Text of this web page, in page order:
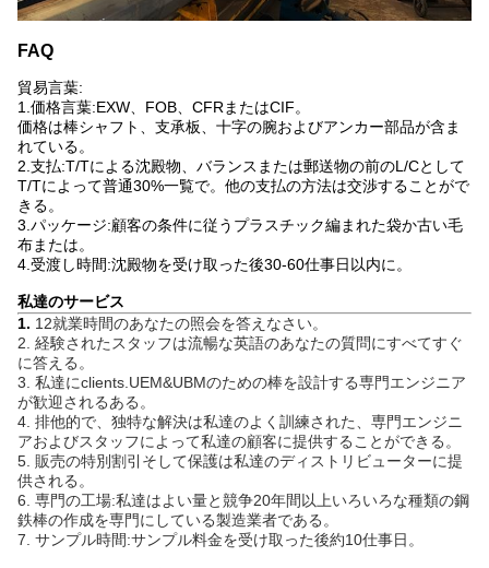
FAQ
貿易言葉:
1.価格言葉:EXW、FOB、CFRまたはCIF。
価格は棒シャフト、支承板、十字の腕およびアンカー部品が含ま
れている。
2.支払:T/Tによる沈殿物、バランスまたは郵送物の前のL/Cとして
T/Tによって普通30%一覧で。他の支払の方法は交渉することがで
きる。
3.パッケージ:顧客の条件に従うプラスチック編まれた袋か古い毛
布または。
4.受渡し時間:沈殿物を受け取った後30-60仕事日以内に。
私達のサービス
1. 12就業時間のあなたの照会を答えなさい。
2. 経験されたスタッフは流暢な英語のあなたの質問にすべてすぐ
に答える。
3. 私達にclients.UEM&UBMのための棒を設計する専門エンジニア
が歓迎されるある。
4. 排他的で、独特な解決は私達のよく訓練された、専門エンジニ
アおよびスタッフによって私達の顧客に提供することができる。
5. 販売の特別割引そして保護は私達のディストリビューターに提
供される。
6. 専門の工場:私達はよい量と競争20年間以上いろいろな種類の鋼
鉄棒の作成を専門にしている製造業者である。
7. サンプル時間:サンプル料金を受け取った後約10仕事日。